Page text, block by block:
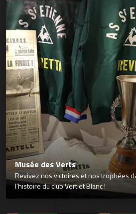
Musée des Verts
Revivez nos victoires et nos trophées
l’histoire du club Vert et Blanc !